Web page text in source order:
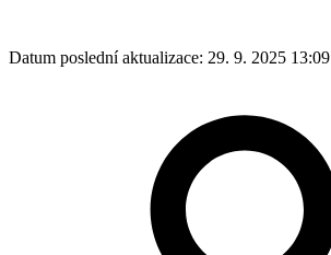
Datum poslední aktualizace: 29. 9. 2025 13:09